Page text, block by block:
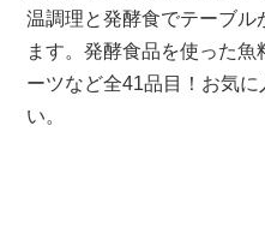
温調理と発酵食でテーブル
ます。発酵食品を使った
ーツなど全41品目！お気
い。